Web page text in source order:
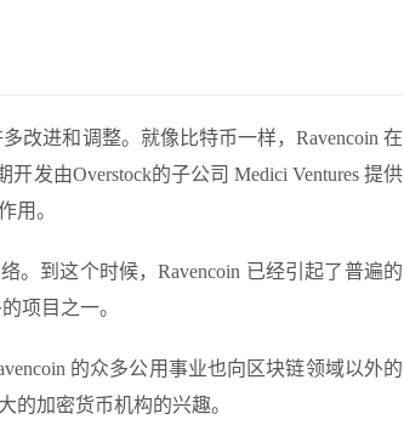
改进和调整。就像比特币一样，Ravencoin 在
开发由Overstock的子公司 Medici Ventures 提供
用。
。到这个时候，Ravencoin 已经引起了普遍的
项目之一。
的众多公用事业也向区块链领域以外的
的加密货币机构的兴趣。